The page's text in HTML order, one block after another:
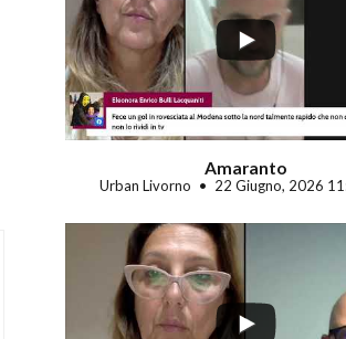
...
Amaranto
Urban Livorno 22 Giugno, 2026